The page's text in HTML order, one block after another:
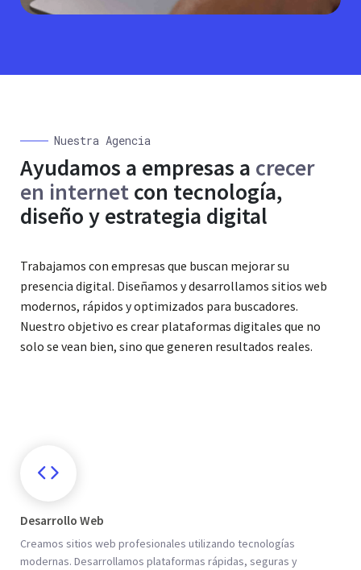
Nuestra Agencia
Ayudamos a empresas a crecer
en internetcon tecnología,
diseño y estrategia digital
Trabajamos con empresas que buscan mejorar su
presencia digital. Diseñamos y desarrollamos sitios web
modernos, rápidos y optimizados para buscadores.
Nuestro objetivo es crear plataformas digitales que no
solo se vean bien, sino que generen resultados reales.
Desarrollo Web
Creamos sitios web profesionales utilizando tecnologías
modernas. Desarrollamos plataformas rápidas, seguras y